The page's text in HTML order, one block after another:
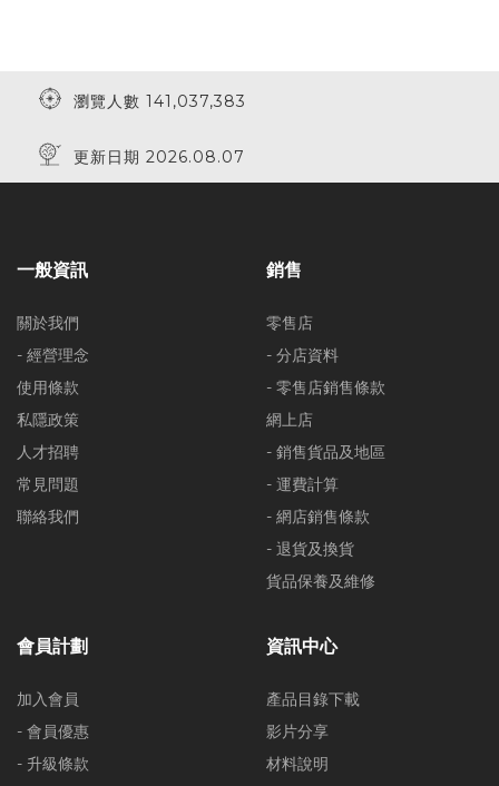
瀏覽人數 141,037,383
更新日期 2026.08.07
一般資訊
關於我們
- 經營理念
使用條款
私隱政策
人才招聘
常見問題
聯絡我們
銷售
零售店
- 分店資料
- 零售店銷售條款
網上店
- 銷售貨品及地區
- 運費計算
- 網店銷售條款
- 退貨及換貨
貨品保養及維修
會員計劃
加入會員
- 會員優惠
- 升級條款
資訊中心
產品目錄下載
影片分享
材料說明